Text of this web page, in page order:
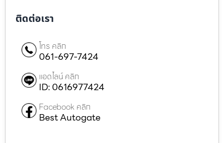
ติดต่อเรา
โทร คลิก
061-697-7424
แอดไลน์ คลิก
ID: 0616977424
Facebook คลิก
Best Autogate